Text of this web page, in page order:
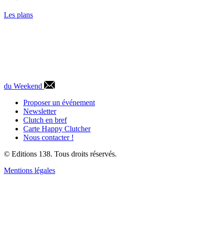
Les plans
du Weekend
Proposer un événement
Newsletter
Clutch en bref
Carte Happy Clutcher
Nous contacter !
© Editions 138. Tous droits réservés.
Mentions légales